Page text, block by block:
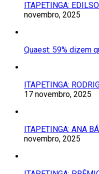
ITAPETINGA:
novembro, 2025
Quaest: 59% dizem
ITAPETINGA:
17 novembro, 2025
ITAPETINGA: ANA
novembro, 2025